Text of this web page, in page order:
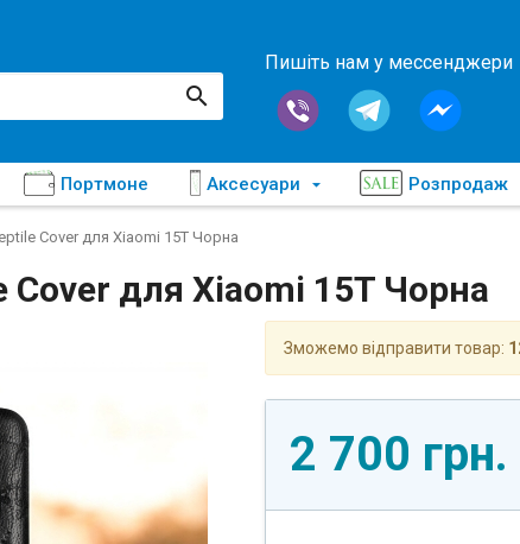
Пишіть нам у мессенджери
Портмоне Аксесуари Розпродаж
Cover для Xiaomi 15T Чорна
для Xiaomi 15T Чорна
Зможемо відправити товар:
2 700 грн.